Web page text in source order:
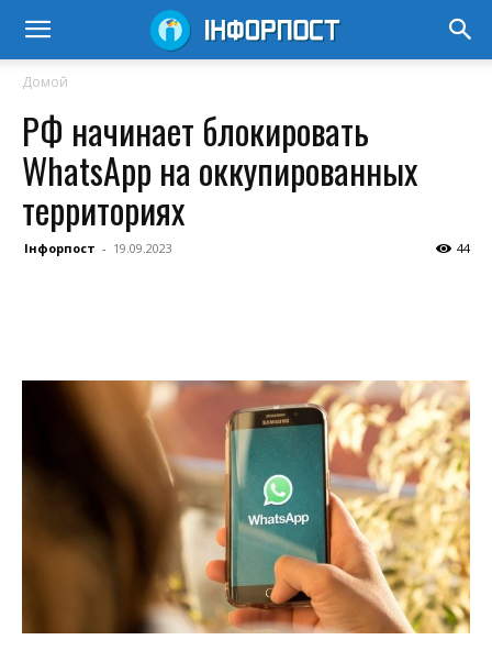
Домой
РФ начинает блокировать
WhatsApp на оккупированных
территориях
Інфорпост - 19.09.2023 44